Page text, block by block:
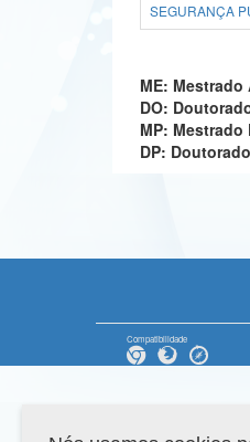
SEGURANÇA
ME: Mestrado
DO:
MP:
DP:
Compatibilidade